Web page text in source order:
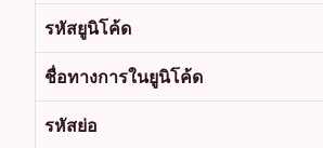
รหัสยูนิโค้ด
ชื่อทางการในยูนิโค้ด
รหัสย่อ